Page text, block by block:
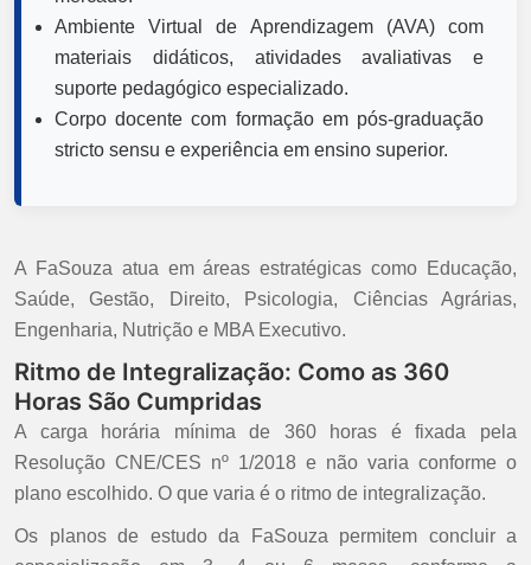
Ambiente Virtual de Aprendizagem (AVA) com
materiais didáticos, atividades avaliativas e
suporte pedagógico especializado.
Corpo docente com formação em pós-graduação
stricto sensu e experiência em ensino superior.
A FaSouza atua em áreas estratégicas como Educação,
Saúde, Gestão, Direito, Psicologia, Ciências Agrárias,
Engenharia, Nutrição e MBA Executivo.
Ritmo de Integralização: Como as 360
Horas São Cumpridas
A carga horária mínima de 360 horas é fixada pela
Resolução CNE/CES nº 1/2018 e não varia conforme o
plano escolhido. O que varia é o ritmo de integralização.
Os planos de estudo da FaSouza permitem concluir a